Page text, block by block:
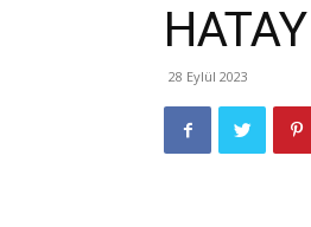
28 Eylül 2023